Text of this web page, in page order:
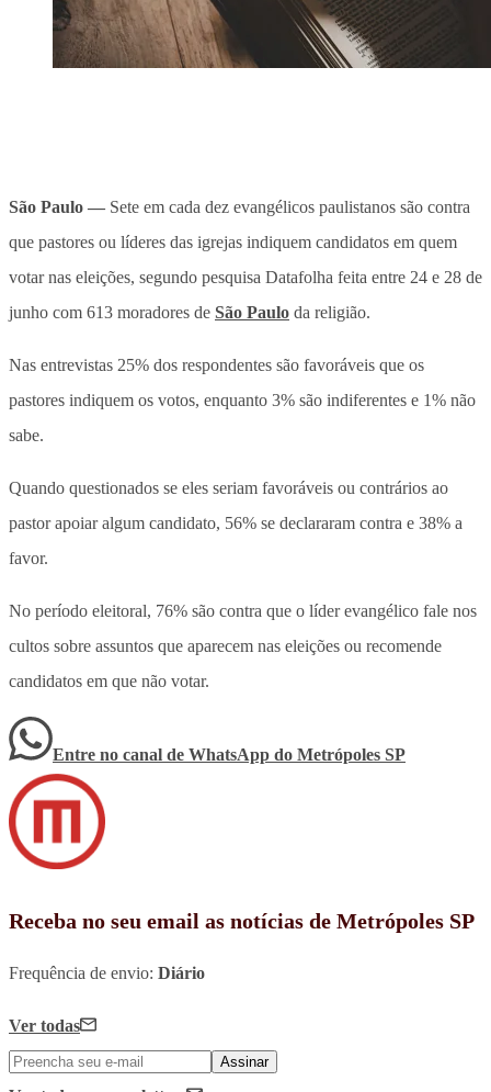
São Paulo — Sete em cada dez evangélicos paulistanos são contra
que pastores ou líderes das igrejas indiquem candidatos em quem
votar nas eleições, segundo pesquisa Datafolha feita entre 24 e 28 de
junho com 613 moradores de São Paulo da religião.
Nas entrevistas 25% dos respondentes são favoráveis que os
pastores indiquem os votos, enquanto 3% são indiferentes e 1% não
sabe.
Quando questionados se eles seriam favoráveis ou contrários ao
pastor apoiar algum candidato, 56% se declararam contra e 38% a
favor.
No período eleitoral, 76% são contra que o líder evangélico fale nos
cultos sobre assuntos que aparecem nas eleições ou recomende
candidatos em que não votar.
Entre no canal de WhatsApp do Metrópoles SP
Receba no seu email as notícias de Metrópoles SP
Frequência de envio: Diário
Ver todas
Assinar